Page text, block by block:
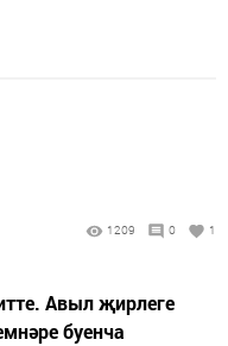
1209 0 1
Авыл җирлеге
буенча